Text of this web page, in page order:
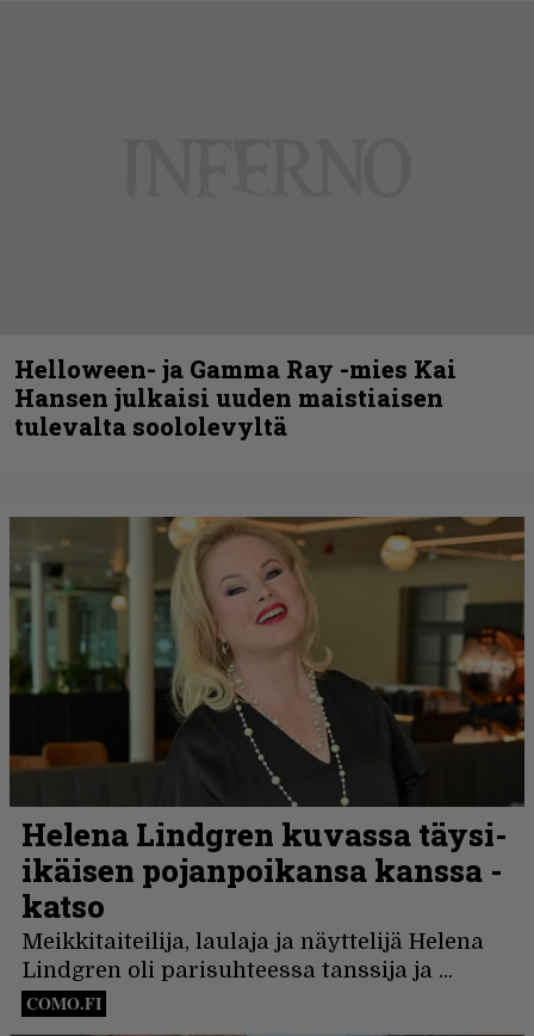
Helloween- ja Gamma Ray -mies Kai
Hansen julkaisi uuden maistiaisen
tulevalta soololevyltä